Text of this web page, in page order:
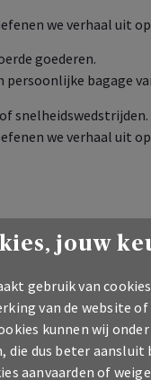
we verhaal uit
goederen.
persoonlijke bagage
snelheidswedstrijden.
we verhaal uit
& Algemene
jouw
gebruik van
van de website
kunnen wij
dus beter aansluit
aanvaarden of